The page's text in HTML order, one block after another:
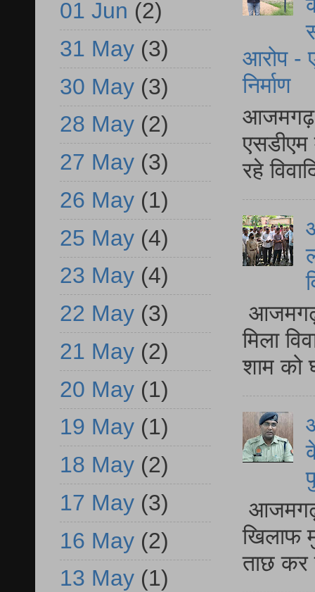
आरोप -
निर्माण
आजमगढ़
एसडीएम
रहे
आजमगढ़
मिला
शाम को
आजमगढ़
खिलाफ
ताछ कर
01 Jun (2)
31 May (3)
30 May (3)
28 May (2)
27 May (3)
26 May (1)
25 May (4)
23 May (4)
22 May (3)
21 May (2)
20 May (1)
19 May (1)
18 May (2)
17 May (3)
16 May (2)
13 May (1)